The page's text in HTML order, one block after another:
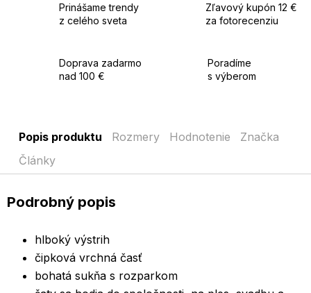
Prinášame trendy
z celého sveta
Zľavový kupón 12 €
za fotorecenziu
Doprava zadarmo
nad 100 €
Poradíme
s výberom
Popis produktu Rozmery Hodnotenie
Značka
Články
Podrobný popis
hlboký výstrih
čipková vrchná časť
bohatá sukňa s rozparkom